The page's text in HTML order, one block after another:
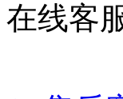
在线客